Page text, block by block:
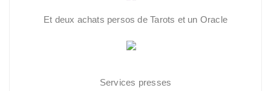
Et deux achats persos de Tarots et un Oracle
Services presses